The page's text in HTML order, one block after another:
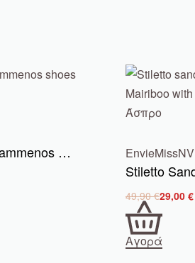
Ηigh Satin Heels Kammenos Shoes 6510 EnvieMissNV
49,90€29,00 €
Αγορά